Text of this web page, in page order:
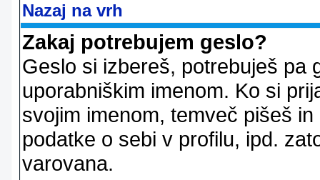
Nazaj na vrh
Zakaj potrebujem geslo?
Geslo si izbereš, potrebuješ pa
uporabniškim imenom. Ko si
svojim imenom, temveč pišeš
podatke o sebi v profilu, ipd.
varovana.